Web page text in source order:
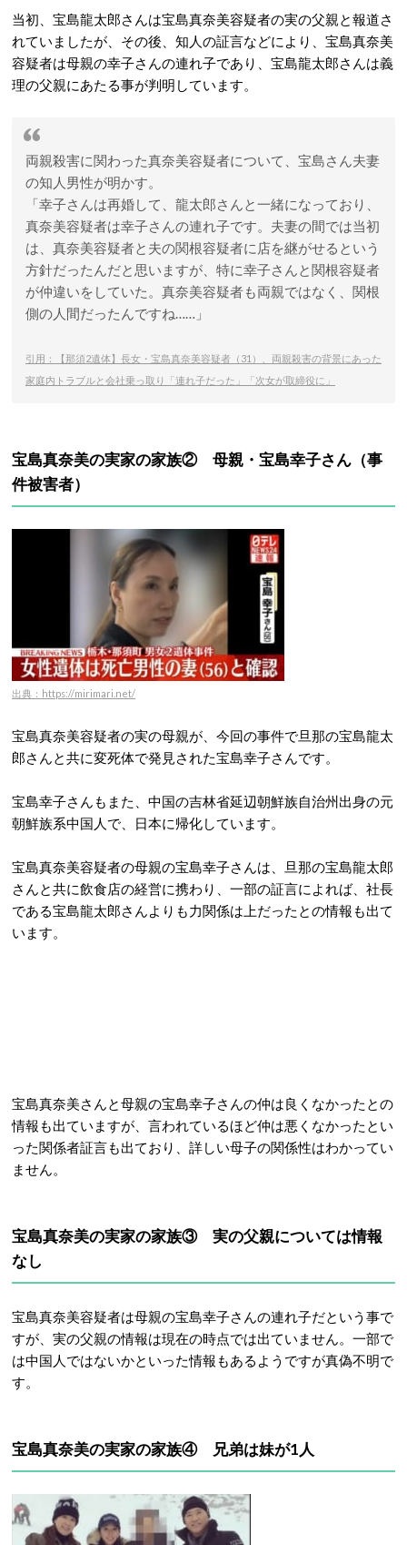
当初、宝島龍太郎さんは宝島真奈美容疑者の実の父親と報道さ
れていましたが、その後、知人の証言などにより、宝島真奈美
容疑者は母親の幸子さんの連れ子であり、宝島龍太郎さんは義
理の父親にあたる事が判明しています。
両親殺害に関わった真奈美容疑者について、宝島さん夫妻
の知人男性が明かす。
「幸子さんは再婚して、龍太郎さんと一緒になっており、
真奈美容疑者は幸子さんの連れ子です。夫妻の間では当初
は、真奈美容疑者と夫の関根容疑者に店を継がせるという
方針だったんだと思いますが、特に幸子さんと関根容疑者
が仲違いをしていた。真奈美容疑者も両親ではなく、関根
側の人間だったんですね……」
引用：【那須2遺体】長女・宝島真奈美容疑者（31）、両親殺害の背景にあった
家庭内トラブルと会社乗っ取り「連れ子だった」「次女が取締役に」
宝島真奈美の実家の家族② 母親・宝島幸子さん（事
件被害者）
出典：https://mirimari.net/
宝島真奈美容疑者の実の母親が、今回の事件で旦那の宝島龍太
郎さんと共に変死体で発見された宝島幸子さんです。
宝島幸子さんもまた、中国の吉林省延辺朝鮮族自治州出身の元
朝鮮族系中国人で、日本に帰化しています。
宝島真奈美容疑者の母親の宝島幸子さんは、旦那の宝島龍太郎
さんと共に飲食店の経営に携わり、一部の証言によれば、社長
である宝島龍太郎さんよりも力関係は上だったとの情報も出て
います。
宝島真奈美さんと母親の宝島幸子さんの仲は良くなかったとの
情報も出ていますが、言われているほど仲は悪くなかったとい
った関係者証言も出ており、詳しい母子の関係性はわかってい
ません。
宝島真奈美の実家の家族③ 実の父親については情報
なし
宝島真奈美容疑者は母親の宝島幸子さんの連れ子だという事で
すが、実の父親の情報は現在の時点では出ていません。一部で
は中国人ではないかといった情報もあるようですが真偽不明で
す。
宝島真奈美の実家の家族④ 兄弟は妹が1人